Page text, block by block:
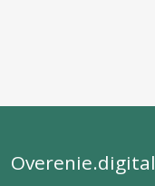
Overenie.digital